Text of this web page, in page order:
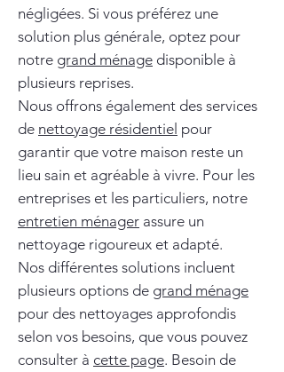
négligées. Si vous préférez une
solution plus générale, optez pour
notre grand ménage disponible à
plusieurs reprises.
Nous offrons également des services
de nettoyage résidentiel pour
garantir que votre maison reste un
lieu sain et agréable à vivre. Pour les
entreprises et les particuliers, notre
entretien ménager assure un
nettoyage rigoureux et adapté.
Nos différentes solutions incluent
plusieurs options de grand ménage
pour des nettoyages approfondis
selon vos besoins, que vous pouvez
consulter à cette page. Besoin de